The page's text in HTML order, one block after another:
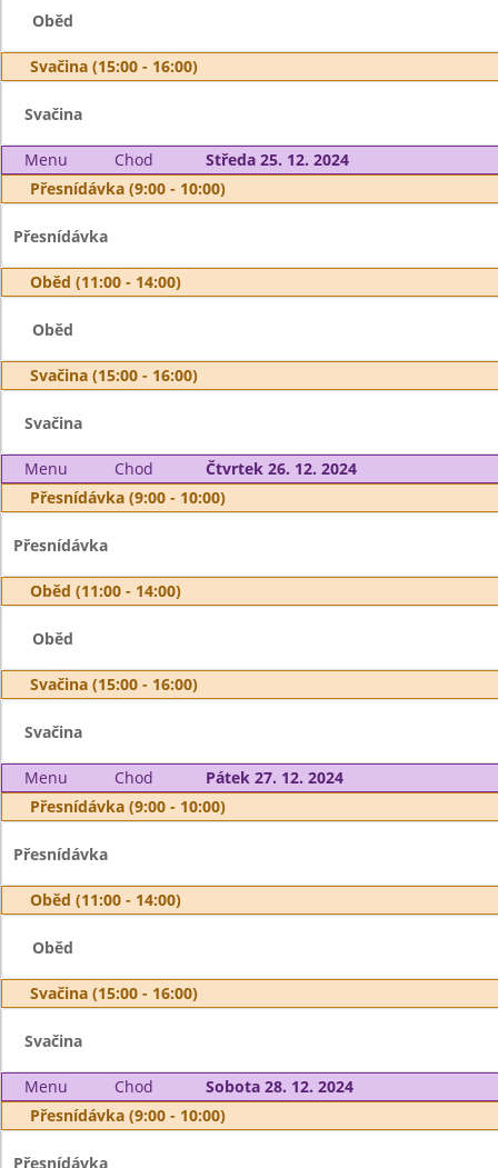
Oběd
Svačina (15:00 - 16:00)
Svačina
Menu Chod
Středa 25. 12. 2024
Přesnídávka (9:00 - 10:00)
Přesnídávka
Oběd (11:00 - 14:00)
Oběd
Svačina (15:00 - 16:00)
Svačina
Menu Chod
Čtvrtek 26. 12. 2024
Přesnídávka (9:00 - 10:00)
Přesnídávka
Oběd (11:00 - 14:00)
Oběd
Svačina (15:00 - 16:00)
Svačina
Menu Chod
Pátek 27. 12. 2024
Přesnídávka (9:00 - 10:00)
Přesnídávka
Oběd (11:00 - 14:00)
Oběd
Svačina (15:00 - 16:00)
Svačina
Menu Chod
Sobota 28. 12. 2024
Přesnídávka (9:00 - 10:00)
Přesnídávka